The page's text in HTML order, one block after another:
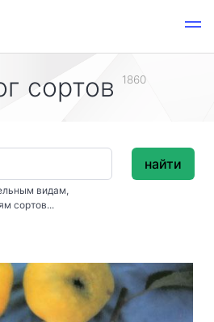
сортов 1860
видам,
сортов...
найти